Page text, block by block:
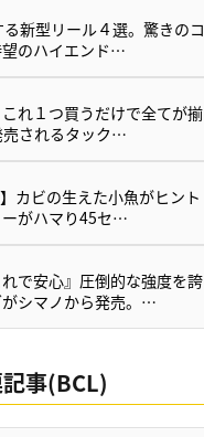
新型リール４選。驚きのコ
のハイエンド…
れ１つ買うだけで全てが揃
売されるタック…
カビの生えた小魚がヒント
がハマり45セ…
れで安心』圧倒的な強度を誇
シマノから発売。…
事(BCL)